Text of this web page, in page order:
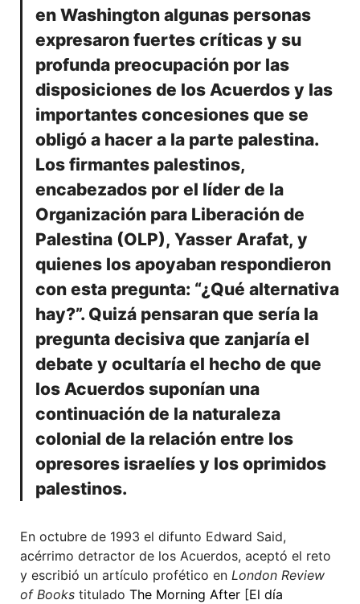
en Washington algunas personas
expresaron fuertes críticas y su
profunda preocupación por las
disposiciones de los Acuerdos y las
importantes concesiones que se
obligó a hacer a la parte palestina.
Los firmantes palestinos,
encabezados por el líder de la
Organización para Liberación de
Palestina (OLP), Yasser Arafat, y
quienes los apoyaban respondieron
con esta pregunta: “¿Qué alternativa
hay?”. Quizá pensaran que sería la
pregunta decisiva que zanjaría el
debate y ocultaría el hecho de que
los Acuerdos suponían una
continuación de la naturaleza
colonial de la relación entre los
opresores israelíes y los oprimidos
palestinos.
En octubre de 1993 el difunto Edward Said,
acérrimo detractor de los Acuerdos, aceptó el reto
y escribió un artículo profético en London Review
of Books titulado The Morning After [El día